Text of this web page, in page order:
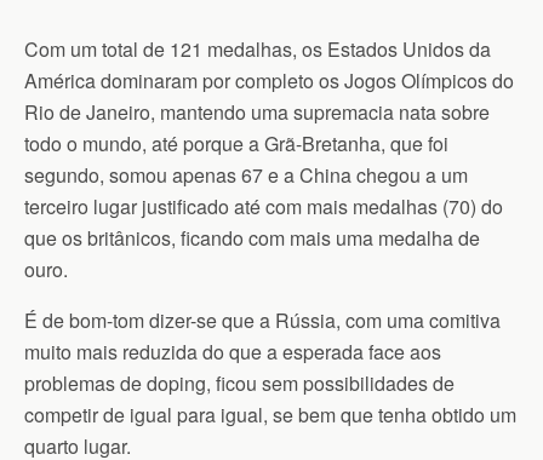
Com um total de 121 medalhas, os Estados Unidos da
América dominaram por completo os Jogos Olímpicos do
Rio de Janeiro, mantendo uma supremacia nata sobre
todo o mundo, até porque a Grã-Bretanha, que foi
segundo, somou apenas 67 e a China chegou a um
terceiro lugar justificado até com mais medalhas (70) do
que os britânicos, ficando com mais uma medalha de
ouro.
É de bom-tom dizer-se que a Rússia, com uma comitiva
muito mais reduzida do que a esperada face aos
problemas de doping, ficou sem possibilidades de
competir de igual para igual, se bem que tenha obtido um
quarto lugar.